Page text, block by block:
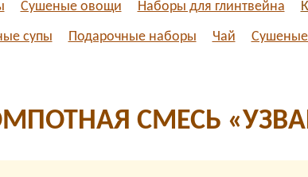
Сушеные овощи Наборы для глинтвейна
супы
Подарочные наборы Чай
СМЕСЬ